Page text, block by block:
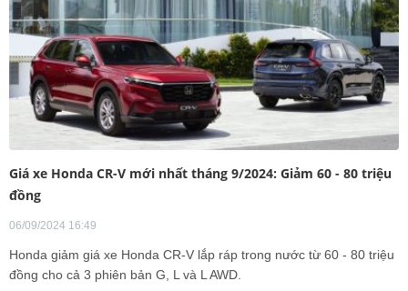
Giá xe Honda CR-V mới nhất tháng 9/2024: Giảm 60 - 80 triệu
đồng
06/09/2024 16:49
Honda giảm giá xe Honda CR-V lắp ráp trong nước từ 60 - 80 triệu
đồng cho cả 3 phiên bản G, L và L AWD.